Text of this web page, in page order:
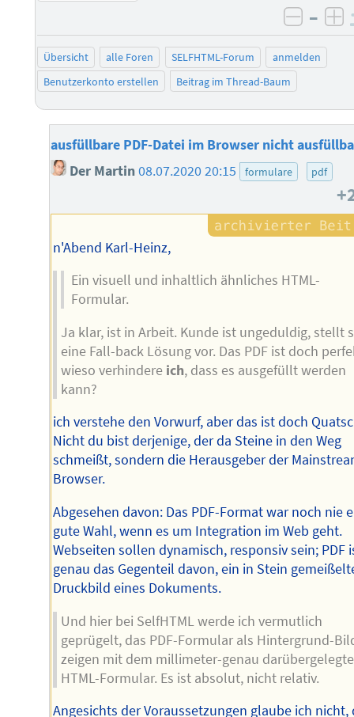
–
Übersicht alle Foren SELFHTML-Forum
anmelden
Benutzerkonto erstellen
Beitrag im Thread-Baum
ausfüllbare PDF-Datei im Browser nicht
Der Martin08.07.2020 20:15 formulare pdf
n'Abend Karl-Heinz,
Ein visuell und inhaltlich ähnliches HTML-
Formular.
Ja klar, ist in Arbeit. Kunde ist ungeduldig, stellt
eine Fall-back Lösung vor. Das PDF ist doch
wieso verhindere ich, dass es ausgefüllt werden
kann?
ich verstehe den Vorwurf, aber das ist doch
Nicht du bist derjenige, der da Steine in den Weg
schmeißt, sondern die Herausgeber der
Browser.
Abgesehen davon: Das PDF-Format war noch nie
gute Wahl, wenn es um Integration im Web geht.
Webseiten sollen dynamisch, responsiv sein; PDF
genau das Gegenteil davon, ein in Stein
Druckbild eines Dokuments.
Und hier bei SelfHTML werde ich vermutlich
geprügelt, das PDF-Formular als Hintergrund-
zeigen mit dem millimeter-genau
HTML-Formular. Es ist absolut, nicht relativ.
Angesichts der Voraussetzungen glaube ich nicht,